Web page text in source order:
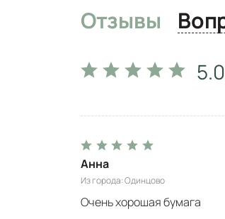
Отзывы
5.0
Анна
Из города Одинцово
Очень хорошая бумага